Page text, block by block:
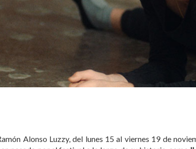
Alonso Luzzy, del lunes 15 al viernes 19 de